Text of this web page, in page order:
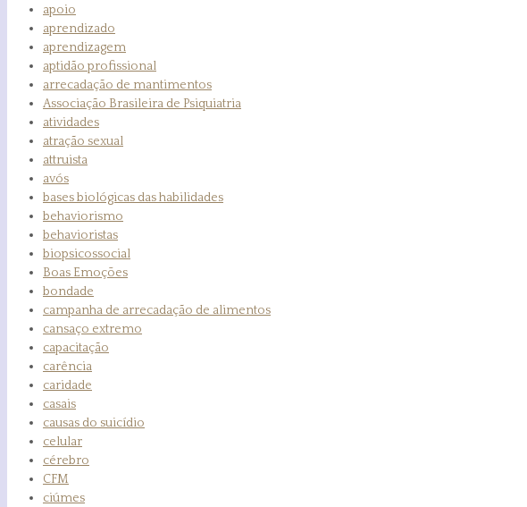
apoio
aprendizado
aprendizagem
aptidão profissional
arrecadação de mantimentos
Associação Brasileira de Psiquiatria
atividades
atração sexual
attruista
avós
bases biológicas das habilidades
behaviorismo
behavioristas
biopsicossocial
Boas Emoções
bondade
campanha de arrecadação de alimentos
cansaço extremo
capacitação
carência
caridade
casais
causas do suicídio
celular
cérebro
CFM
ciúmes